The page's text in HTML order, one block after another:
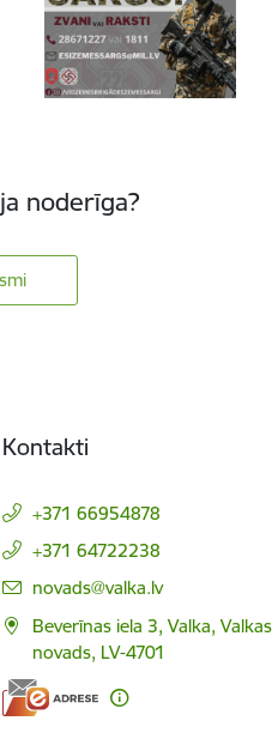
noderīga?
Kontakti
+371 66954878
+371 64722238
E-pasts:
novads@valka.lv
Beverīnas iela 3, Valka, Valkas
novads, LV-4701